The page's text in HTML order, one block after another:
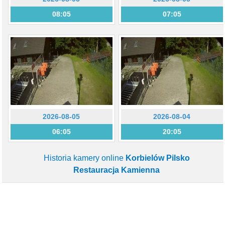
08:05
07:05
2026-08-05
06:05
2026-08-04
20:05
Historia kamery online Korbielów Pilsko
Restauracja Kamienna